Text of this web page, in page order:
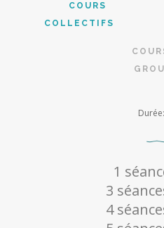
COURS
COLLECTIFS
1
3
4